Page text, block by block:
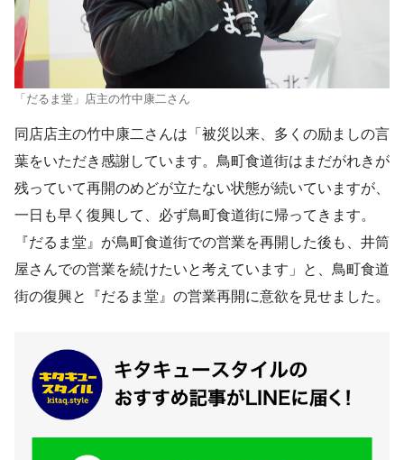
「だるま堂」店主の竹中康二さん
同店店主の竹中康二さんは「被災以来、多くの励ましの言
葉をいただき感謝しています。鳥町食道街はまだがれきが
残っていて再開のめどが立たない状態が続いていますが、
一日も早く復興して、必ず鳥町食道街に帰ってきます。
『だるま堂』が鳥町食道街での営業を再開した後も、井筒
屋さんでの営業を続けたいと考えています」と、鳥町食道
街の復興と『だるま堂』の営業再開に意欲を見せました。